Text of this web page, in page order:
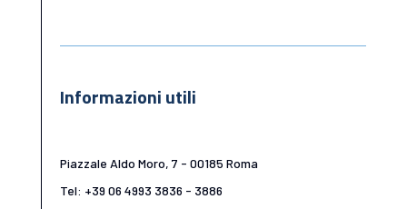
Informazioni utili
Piazzale Aldo Moro, 7 - 00185 Roma
Tel: +39 06 4993 3836 - 3886